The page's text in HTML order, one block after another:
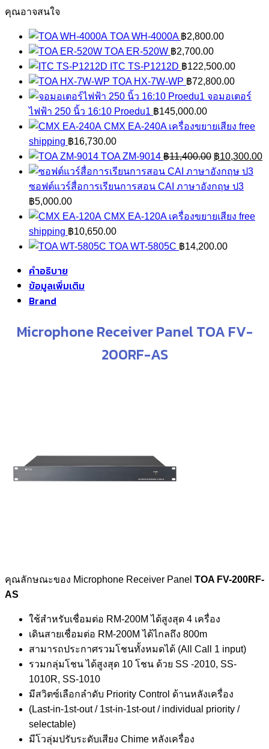
คุณอาจสนใจ
TOA WH-4000A ฿2,800.00
TOA ER-520W ฿2,700.00
ITC TS-P1212D ฿122,500.00
TOA HX-7W-WP ฿72,800.00
จอมอเตอร์
ไฟฟ้า 250 นิ้ว 16:10 Proedu1 ฿145,000.00
CMX EA-240A เครื่องขยายเสียง free
shipping ฿16,730.00
TOA ZM-9014 ฿11,400.00 Original
price
was:
฿10,300.00
ซอฟต์แวร์สื่อการเรียนการสอน CAI ภาษาอังกฤษ ป3
฿5,000.00
CMX EA-120A เครื่องขยายเสียง free
shipping ฿10,650.00
TOA WT-5805C ฿14,200.00
คำอธิบาย
ข้อมูลเพิ่มเติม
Brand
Microphone Receiver Panel TOA FV-
200RF-AS
คุณลักษณะของ Microphone Receiver Panel TOA FV-200RF-
AS
ใช้สำหรับเชื่อมต่อ RM-200M ได้สูงสุด 4 เครื่อง
เดินสายเชื่อมต่อ RM-200M ได้ไกลถึง 800m
สามารถประกาศรวมโชนทั้งหมดได้ (All Call 1 input)
รวมกลุ่มโชน ได้สูงสุด 10 โชน ด้วย SS -2010, SS-
1010R, SS-1010
มีสวิตซ์เลือกลำดับ Priority Control ด้านหลังเครื่อง
(Last-in-1st-out / 1st-in-1st-out / individual priority /
selectable)
มีโวลุ่มปรับระดับเสียง Chime หลังเครื่อง